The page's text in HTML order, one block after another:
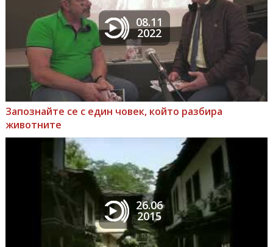
08.11
2022
Запознайте се с един човек, който разбира
животните
26.06
2015